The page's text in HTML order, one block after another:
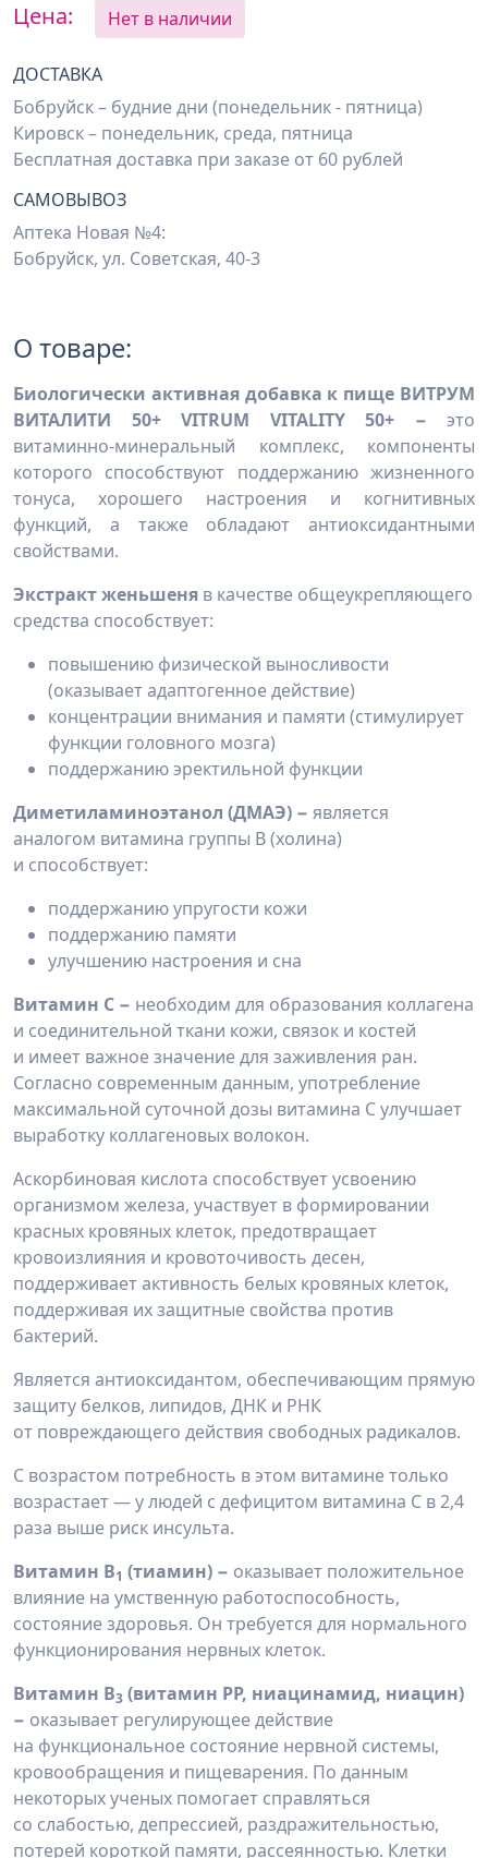
Цена: Нет в наличии
ДОСТАВКА
Бобруйск – будние дни (понедельник - пятница)
Кировск – понедельник, среда, пятница
Бесплатная доставка при заказе от 60 рублей
САМОВЫВОЗ
Аптека Новая №4:
Бобруйск, ул. Советская, 40-3
О товаре:
Биологически активная добавка к пище ВИТРУМ
ВИТАЛИТИ 50+ VITRUM VITALITY 50+ − это
витаминно‑минеральный комплекс, компоненты
которого способствуют поддержанию жизненного
тонуса, хорошего настроения и когнитивных
функций, а также обладают антиоксидантными
свойствами.
Экстракт женьшеня в качестве общеукрепляющего
средства способствует:
повышению физической выносливости
(оказывает адаптогенное действие)
концентрации внимания и памяти (стимулирует
функции головного мозга)
поддержанию эректильной функции
Диметиламиноэтанол (ДМАЭ) − является
аналогом витамина группы В (холина)
и способствует:
поддержанию упругости кожи
поддержанию памяти
улучшению настроения и сна
Витамин С − необходим для образования коллагена
и соединительной ткани кожи, связок и костей
и имеет важное значение для заживления ран.
Согласно современным данным, употребление
максимальной суточной дозы витамина С улучшает
выработку коллагеновых волокон.
Аскорбиновая кислота способствует усвоению
организмом железа, участвует в формировании
красных кровяных клеток, предотвращает
кровоизлияния и кровоточивость десен,
поддерживает активность белых кровяных клеток,
поддерживая их защитные свойства против
бактерий.
Является антиоксидантом, обеспечивающим прямую
защиту белков, липидов, ДНК и РНК
от повреждающего действия свободных радикалов.
С возрастом потребность в этом витамине только
возрастает — у людей с дефицитом витамина С в 2,4
раза выше риск инсульта.
Витамин B1 (тиамин) − оказывает положительное
влияние на умственную работоспособность,
состояние здоровья. Он требуется для нормального
функционирования нервных клеток.
Витамин B3 (витамин РР, ниацинамид, ниацин)
− оказывает регулирующее действие
на функциональное состояние нервной системы,
кровообращения и пищеварения. По данным
некоторых ученых помогает справляться
со слабостью, депрессией, раздражительностью,
потерей короткой памяти, рассеянностью. Клетки